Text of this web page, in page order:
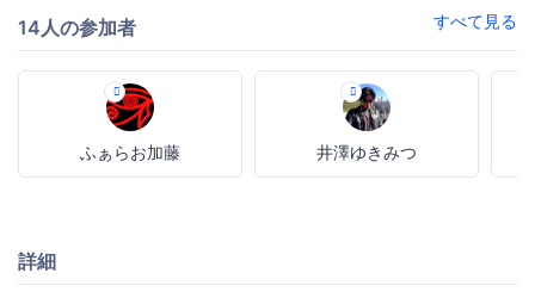
14人の参加者 すべて見る
ふぁらお加藤 井澤ゆきみつ
詳細